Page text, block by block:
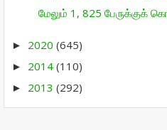
மேலும் 1, 825 பேருக்குக்
► 2020 (645)
► 2014 (110)
► 2013 (292)